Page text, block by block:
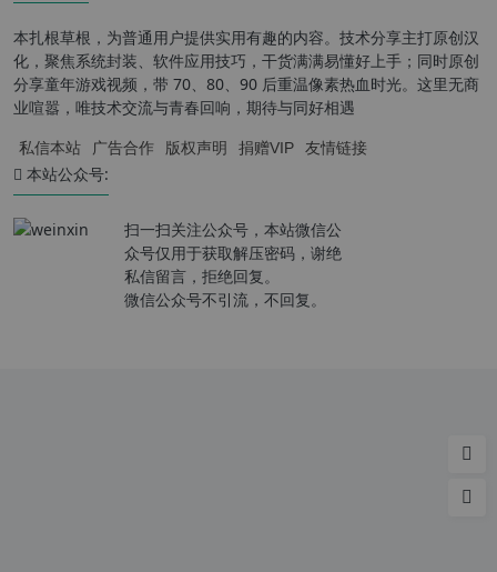
本扎根草根，为普通用户提供实用有趣的内容。技术分享主打原创汉
化，聚焦系统封装、软件应用技巧，干货满满易懂好上手；同时原创
分享童年游戏视频，带 70、80、90 后重温像素热血时光。这里无商
业喧嚣，唯技术交流与青春回响，期待与同好相遇
私信本站 广告合作 版权声明 捐赠VIP 友情链接
本站公众号:
扫一扫关注公众号，本站微信公
众号仅用于获取解压密码，谢绝
私信留言，拒绝回复。
微信公众号不引流，不回复。